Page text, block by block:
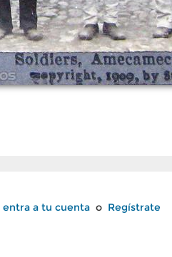
entra a tu cuenta o Regístrate